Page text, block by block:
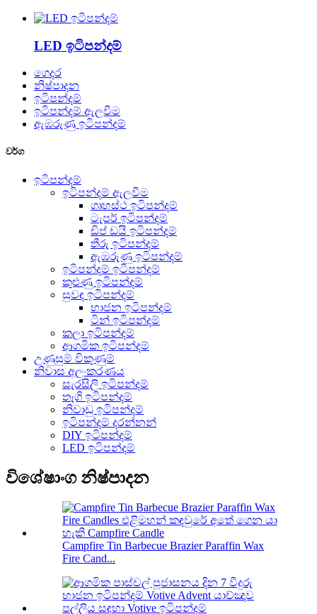
LED ඉටිපන්දම්
ගෙදර
නිෂ්පාදන
ඉටිපන්දම්
ඉටිපන්දම් ඇලවීම
ඇඹරුණු ඉටිපන්දම්
වර්ග
ඉටිපන්දම්
ඉටිපන්දම් ඇලවීම
ගෘහස්ථ ඉටිපන්දම්
ටැපර් ඉටිපන්දම්
ඩිප් ඩයි ඉටිපන්දම්
තීරු ඉටිපන්දම්
ඇඹරුණු ඉටිපන්දම්
ඉටිපන්දම් ඉටිපන්දම්
කුළුණු ඉටිපන්දම්
සුවඳ ඉටිපන්දම්
භාජන ඉටිපන්දම්
ටින් ඉටිපන්දම්
කලා ඉටිපන්දම්
ආගමික ඉටිපන්දම්
උණුසුම් විකුණුම්
නිවාස අලංකරණය
සැරසිලි ඉටිපන්දම්
තෑගි ඉටිපන්දම්
නිවාඩු ඉටිපන්දම්
ඉටිපන්දම් දරන්නන්
DIY ඉටිපන්දම්
LED ඉටිපන්දම්
විශේෂාංග නිෂ්පාදන
Campfire Tin Barbecue Brazier Paraffin Wax
Fire Cand...